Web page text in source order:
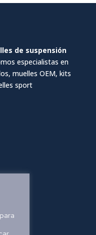
de suspensión
especialistas en
muelles OEM, kits
sport